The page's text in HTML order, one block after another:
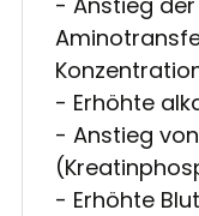
- Erhöhte
- Anstieg
- Erhöhte